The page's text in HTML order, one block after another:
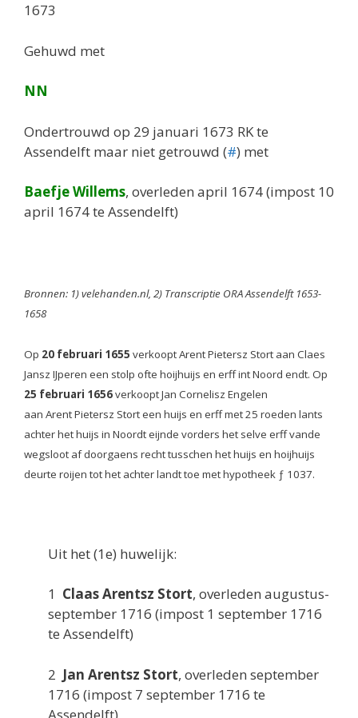
1673
Gehuwd met
NN
Ondertrouwd op 29 januari 1673 RK te
Assendelft maar niet getrouwd (#) met
Baefje Willems, overleden april 1674 (impost 10
april 1674 te Assendelft)
Bronnen: 1) velehanden.nl, 2) Transcriptie ORA Assendelft 1653-
1658
Op 20 februari 1655 verkoopt Arent Pietersz Stort aan Claes
Jansz IJperen een stolp ofte hoijhuijs en erff int Noord endt. Op
25 februari 1656verkoopt Jan Cornelisz Engelen
aan Arent Pietersz Stort een huijs en erff met 25 roeden lants
achter het huijs in Noordt eijnde vorders het selve erff vande
wegsloot af doorgaens recht tusschen het huijs en hoijhuijs
deurte roijen tot het achter landt toe met hypotheek ƒ 1037.
Uit het (1e) huwelijk:
1 Claas Arentsz Stort, overleden augustus-
september 1716 (impost 1 september 1716
te Assendelft)
2 Jan Arentsz Stort, overleden september
1716 (impost 7 september 1716 te
Assendelft)